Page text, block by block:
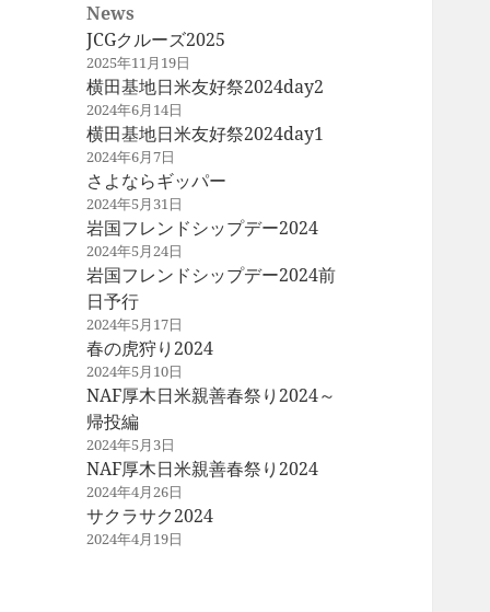
News
JCGクルーズ2025
2025年11月19日
横田基地日米友好祭2024day2
2024年6月14日
横田基地日米友好祭2024day1
2024年6月7日
さよならギッパー
2024年5月31日
岩国フレンドシップデー2024
2024年5月24日
岩国フレンドシップデー2024前
日予行
2024年5月17日
春の虎狩り2024
2024年5月10日
NAF厚木日米親善春祭り2024～
帰投編
2024年5月3日
NAF厚木日米親善春祭り2024
2024年4月26日
サクラサク2024
2024年4月19日